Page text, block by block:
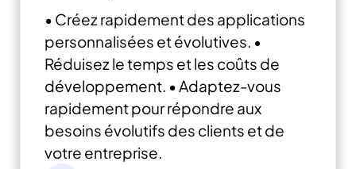
• Créez rapidement des applications
personnalisées et évolutives. •
Réduisez le temps et les coûts de
développement. • Adaptez-vous
rapidement pour répondre aux
besoins évolutifs des clients et de
votre entreprise.